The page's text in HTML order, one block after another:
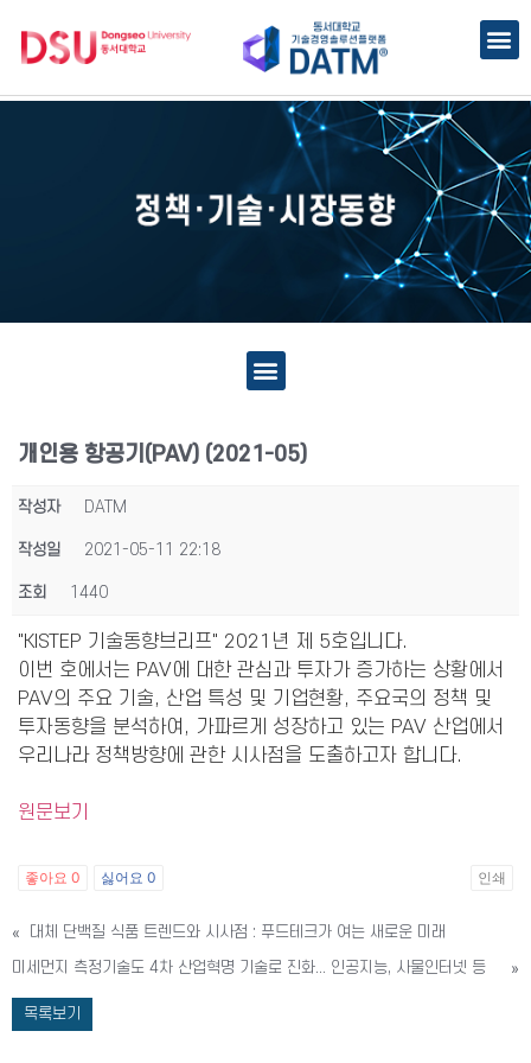
개인용 항공기(PAV) (2021-05)
작성자 DATM
작성일 2021-05-11 22:18
조회 1440
"KISTEP 기술동향브리프" 2021년 제 5호입니다.
이번 호에서는 PAV에 대한 관심과 투자가 증가하는 상황에서
PAV의 주요 기술, 산업 특성 및 기업현황, 주요국의 정책 및
투자동향을 분석하여, 가파르게 성장하고 있는 PAV 산업에서
우리나라 정책방향에 관한 시사점을 도출하고자 합니다.
원문보기
좋아요 0 싫어요 0 인쇄
«
대체 단백질 식품 트렌드와 시사점 : 푸드테크가 여는 새로운 미래
미세먼지 측정기술도 4차 산업혁명 기술로 진화... 인공지능, 사물인터넷 등
»
목록보기